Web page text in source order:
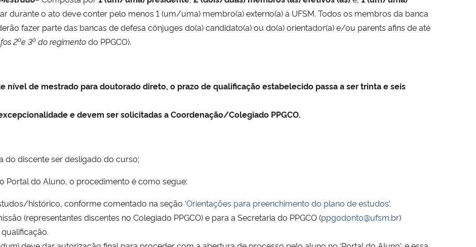
durante o ato deve conter pelo menos 1 (um/uma) membro(a) externo(a) à UFSM. Todos os membros da banca
fazer parte das bancas de defesa cônjuges do(a) candidato(a) ou do(a) orientador(a) e/ou parents afins de até
2oe 3o do regimentodo PPGCO).
nível de mestrado para doutorado direto, o prazo de qualificação estabelecido passa a ser trinta e seis
e devem ser solicitadas a Coordenação/Colegiado PPGCO.
do discente ser desligado do curso;
Portal do Aluno, o procedimento é como segue:
histórico, conforme comentado na seção ‘Orientações para preenchimento do plano de estudos‘.
(representantes discentes no Colegiado PPGCO) e para a Secretaria do PPGCO (ppgodonto@ufsm.br)